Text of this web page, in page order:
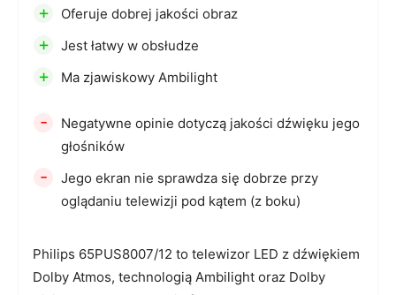
Philips 65PUS8007/12 to telewizor LED z dźwiękiem
Dolby Atmos, technologią Ambilight oraz Dolby
+ Oferuje dobrej jakości obraz
+ Jest łatwy w obsłudze
+ Ma zjawiskowy Ambilight
-
Negatywne opinie dotyczą jakości dźwięku jego
głośników
-
Jego ekran nie sprawdza się dobrze przy
oglądaniu telewizji pod kątem (z boku)